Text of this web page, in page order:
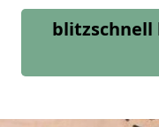
blitzschnell